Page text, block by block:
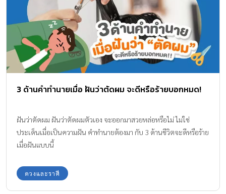
3 ด้านคำทำนายเมื่อ ฝันว่าตัดผม จะดีหรือร้ายบอกหมด!
ฝันว่าตัดผม ฝันว่าตัดผมตัวเอง จะออกมาสวยหล่อหรือไม่ ไม่ใช่
ประเด็นเมื่อเป็นความฝัน คำทำนายต้องมา กับ 3 ด้านชีวิตจะดีหรือร้าย
เมื่อฝันแบบนี้
ดวงและราศี